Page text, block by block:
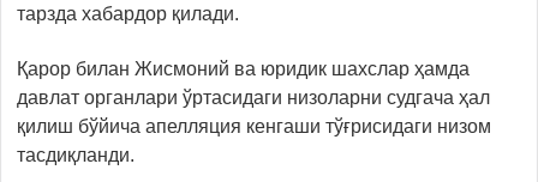
тарзда хабардор қилади.
Қарор билан Жисмоний ва юридик шахслар ҳамда
давлат органлари ўртасидаги низоларни судгача ҳал
қилиш бўйича апелляция кенгаши тўғрисидаги низом
тасдиқланди.